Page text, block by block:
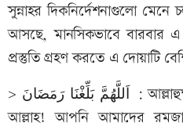
সুন্নাহর দিকনির্দেশনাগুলো মেনে
আসছে, মানসিকভাবে
প্রস্তুতি গ্রহণ করতে এ দোয়াটি
> اَللَّهُمَّ بَلِّغْنَا رَمَضَانَ : আল্লাহুম্মা বাল্লিগনা রামাদান। অর্থ: হে
আল্লাহ! আপনি আমাদের